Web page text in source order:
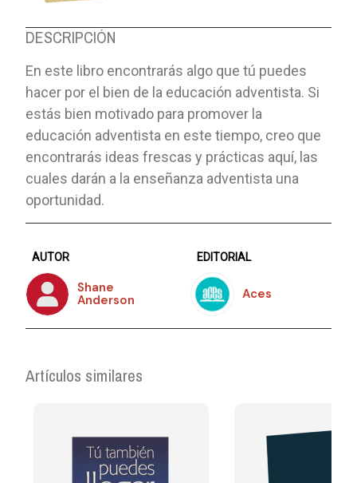
DESCRIPCIÓN
En este libro encontrarás algo que tú puedes
hacer por el bien de la educación adventista. Si
estás bien motivado para promover la
educación adventista en este tiempo, creo que
encontrarás ideas frescas y prácticas aquí, las
cuales darán a la enseñanza adventista una
oportunidad.
AUTOR
Shane
Anderson
EDITORIAL
Aces
Artículos similares